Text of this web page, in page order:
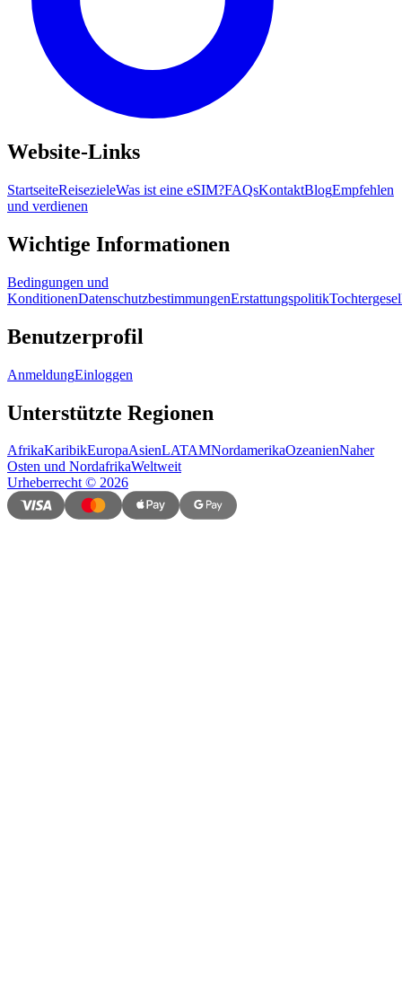
Website-Links
StartseiteReisezieleWas ist eine eSIM?FAQsKontaktBlogEmpfehlen
und verdienen
Wichtige Informationen
Bedingungen und
KonditionenDatenschutzbestimmungenErstattungspolitik
Benutzerprofil
AnmeldungEinloggen
Unterstützte Regionen
AfrikaKaribikEuropaAsienLATAMNordamerikaOzeanienNaher
Osten und NordafrikaWeltweit
Urheberrecht© 2026